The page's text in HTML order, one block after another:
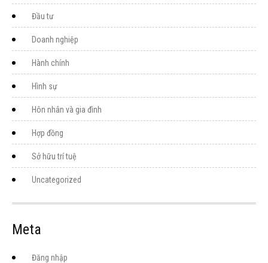
Đầu tư
Doanh nghiệp
Hành chính
Hình sự
Hôn nhân và gia đình
Hợp đồng
Sở hữu trí tuệ
Uncategorized
Meta
Đăng nhập